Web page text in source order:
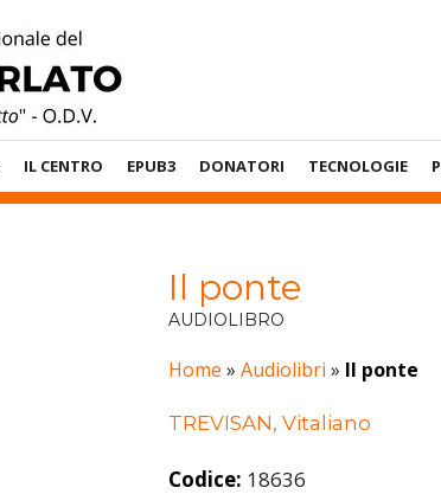
IL CENTRO EPUB3 DONATORI TECNOLOGIE
Il ponte
AUDIOLIBRO
Home » Audiolibri » Il ponte
TREVISAN, Vitaliano
Codice: 18636